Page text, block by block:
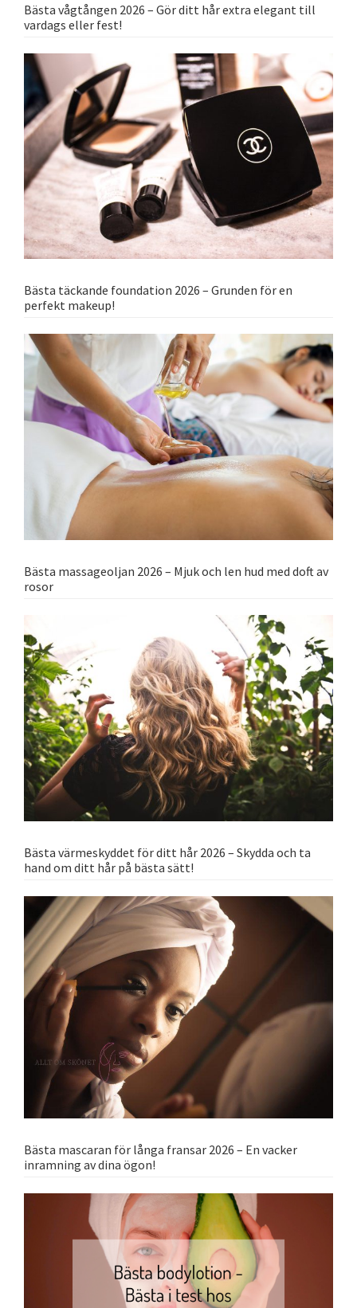
Bästa vågtången 2026 – Gör ditt hår extra elegant till
vardags eller fest!
Bästa täckande foundation 2026 – Grunden för en
perfekt makeup!
Bästa massageoljan 2026 – Mjuk och len hud med doft av
rosor
Bästa värmeskyddet för ditt hår 2026 – Skydda och ta
hand om ditt hår på bästa sätt!
Bästa mascaran för långa fransar 2026 – En vacker
inramning av dina ögon!